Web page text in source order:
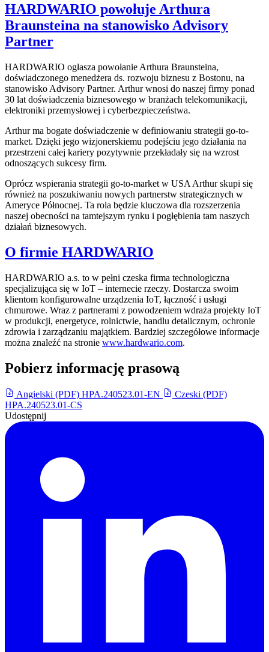
HARDWARIO powołuje Arthura
Braunsteina na stanowisko Advisory
Partner
HARDWARIO ogłasza powołanie Arthura Braunsteina,
doświadczonego menedżera ds. rozwoju biznesu z Bostonu, na
stanowisko Advisory Partner. Arthur wnosi do naszej firmy ponad
30 lat doświadczenia biznesowego w branżach telekomunikacji,
elektroniki przemysłowej i cyberbezpieczeństwa.
Arthur ma bogate doświadczenie w definiowaniu strategii go-to-
market. Dzięki jego wizjonerskiemu podejściu jego działania na
przestrzeni całej kariery pozytywnie przekładały się na wzrost
odnoszących sukcesy firm.
Oprócz wspierania strategii go-to-market w USA Arthur skupi się
również na poszukiwaniu nowych partnerstw strategicznych w
Ameryce Północnej. Ta rola będzie kluczowa dla rozszerzenia
naszej obecności na tamtejszym rynku i pogłębienia tam naszych
działań biznesowych.
O firmie HARDWARIO
HARDWARIO a.s. to w pełni czeska firma technologiczna
specjalizująca się w IoT – internecie rzeczy. Dostarcza swoim
klientom konfigurowalne urządzenia IoT, łączność i usługi
chmurowe. Wraz z partnerami z powodzeniem wdraża projekty IoT
w produkcji, energetyce, rolnictwie, handlu detalicznym, ochronie
zdrowia i zarządzaniu majątkiem. Bardziej szczegółowe informacje
można znaleźć na stronie www.hardwario.com.
Pobierz informację prasową
Angielski (PDF) HPA.240523.01-EN
Czeski (PDF)
HPA.240523.01-CS
Udostępnij